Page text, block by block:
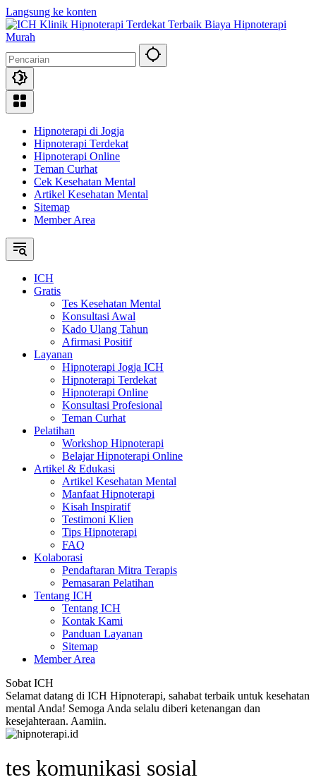
Langsung ke konten
Hipnoterapi di Jogja
Hipnoterapi Terdekat
Hipnoterapi Online
Teman Curhat
Cek Kesehatan Mental
Artikel Kesehatan Mental
Sitemap
Member Area
ICH
Gratis
Tes Kesehatan Mental
Konsultasi Awal
Kado Ulang Tahun
Afirmasi Positif
Layanan
Hipnoterapi Jogja ICH
Hipnoterapi Terdekat
Hipnoterapi Online
Konsultasi Profesional
Teman Curhat
Pelatihan
Workshop Hipnoterapi
Belajar Hipnoterapi Online
Artikel & Edukasi
Artikel Kesehatan Mental
Manfaat Hipnoterapi
Kisah Inspiratif
Testimoni Klien
Tips Hipnoterapi
FAQ
Kolaborasi
Pendaftaran Mitra Terapis
Pemasaran Pelatihan
Tentang ICH
Tentang ICH
Kontak Kami
Panduan Layanan
Sitemap
Member Area
Sobat ICH
Selamat datang di ICH Hipnoterapi, sahabat terbaik untuk kesehatan
mental Anda! Semoga Anda selalu diberi ketenangan dan
kesejahteraan. Aamiin.
tes komunikasi sosial